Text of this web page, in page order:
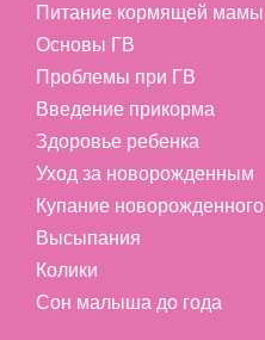
Питание кормящей мамы
Основы ГВ
Проблемы при ГВ
Введение прикорма
Здоровье ребенка
Уход за новорожденным
Купание новорожденного
Высыпания
Колики
Сон малыша до года